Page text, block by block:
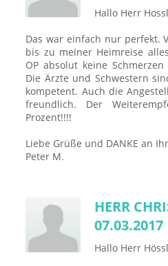
Hallo Herr
Das war einfach nur perfekt.
bis zu meiner Heimreise
OP absolut keine
Die Ärzte und Schwestern
kompetent. Auch die
freundlich. Der
Prozent!!!!
Liebe Grüße und DANKE an
Peter M.
HERR
07.03.2017
Hallo Herr